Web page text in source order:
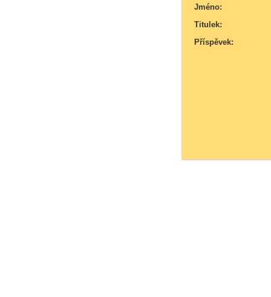
Jméno:
Titulek:
Příspěvek: